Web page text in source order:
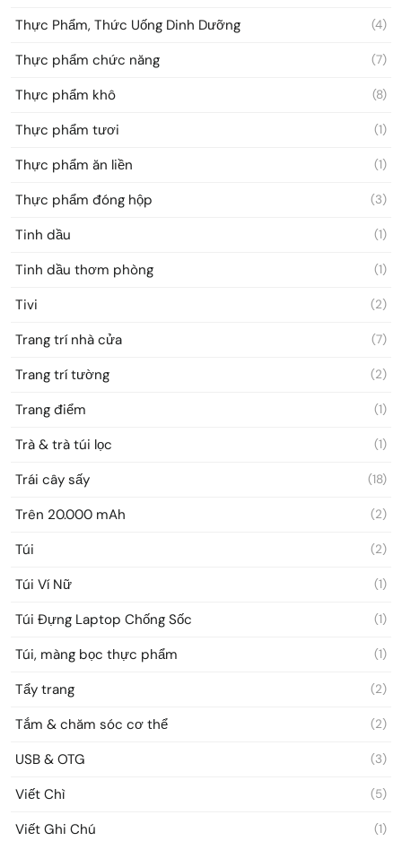
Thực Phẩm, Thức Uống Dinh Dưỡng (4)
Thực phẩm chức năng (7)
Thực phẩm khô (8)
Thực phẩm tươi (1)
Thực phẩm ăn liền (1)
Thực phẩm đóng hộp (3)
Tinh dầu (1)
Tinh dầu thơm phòng (1)
Tivi (2)
Trang trí nhà cửa (7)
Trang trí tường (2)
Trang điểm (1)
Trà & trà túi lọc (1)
Trái cây sấy (18)
Trên 20.000 mAh (2)
Túi (2)
Túi Ví Nữ (1)
Túi Đựng Laptop Chống Sốc (1)
Túi, màng bọc thực phẩm (1)
Tẩy trang (2)
Tắm & chăm sóc cơ thể (2)
USB & OTG (3)
Viết Chì (5)
Viết Ghi Chú (1)